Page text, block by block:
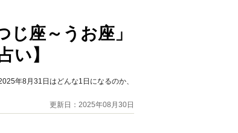
座～うお座」
い】
年8月31日はどんな1日になるのか、
更新日：2025年08月30日